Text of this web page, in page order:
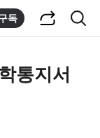
독
통지서